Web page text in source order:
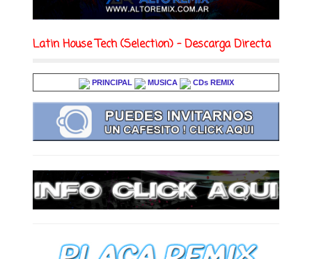
Latin House Tech (Selection) - Descarga Directa
PRINCIPAL MUSICA CDs REMIX